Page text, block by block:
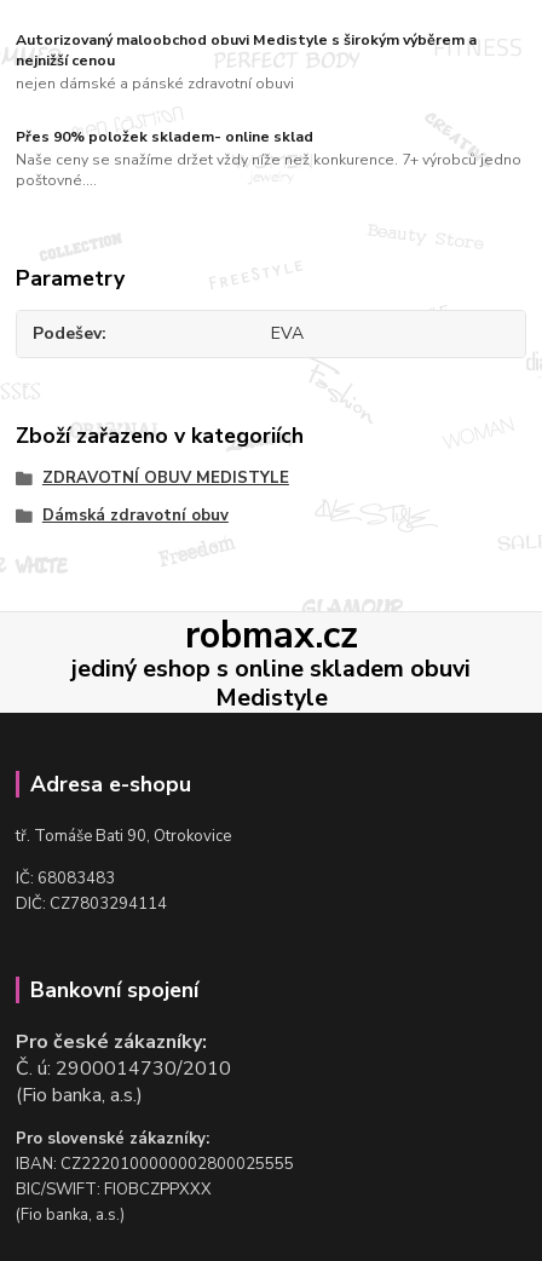
Autorizovaný maloobchod obuvi Medistyle s širokým výběrem a
nejnižší cenou
nejen dámské a pánské zdravotní obuvi
Přes 90% položek skladem- online sklad
Naše ceny se snažíme držet vždy níže než konkurence. 7+ výrobců jedno
poštovné....
Parametry
Podešev EVA
Zboží zařazeno v kategoriích
ZDRAVOTNÍ OBUV MEDISTYLE
Dámská zdravotní obuv
robmax.cz
jediný eshop s online skladem obuvi
Medistyle
Adresa e-shopu
tř. Tomáše Bati 90, Otrokovice
IČ: 68083483
DIČ: CZ7803294114
Bankovní spojení
Pro české zákazníky:
Č. ú: 2900014730/2010
(Fio banka, a.s.)
Pro slovenské zákazníky:
IBAN: CZ2220100000002800025555
BIC/SWIFT: FIOBCZPPXXX
(Fio banka, a.s.)